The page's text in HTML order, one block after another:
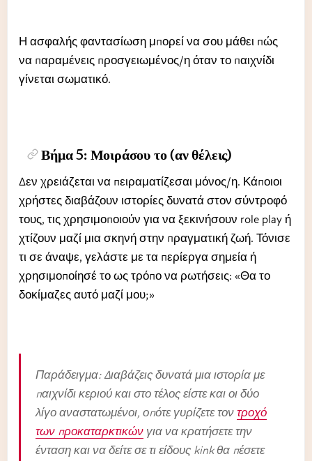
Η ασφαλής φαντασίωση μπορεί να σου μάθει πώς
να παραμένεις προσγειωμένος/η όταν το παιχνίδι
γίνεται σωματικό.
Βήμα 5: Μοιράσου το (αν θέλεις)
Δεν χρειάζεται να πειραματίζεσαι μόνος/η. Κάποιοι
χρήστες διαβάζουν ιστορίες δυνατά στον σύντροφό
τους, τις χρησιμοποιούν για να ξεκινήσουν role play ή
χτίζουν μαζί μια σκηνή στην πραγματική ζωή. Τόνισε
τι σε άναψε, γελάστε με τα περίεργα σημεία ή
χρησιμοποίησέ το ως τρόπο να ρωτήσεις: «Θα το
δοκίμαζες αυτό μαζί μου;»
Παράδειγμα: Διαβάζεις δυνατά μια ιστορία με
παιχνίδι κεριού και στο τέλος είστε και οι δύο
λίγο αναστατωμένοι, οπότε γυρίζετε τον τροχό
των προκαταρκτικών για να κρατήσετε την
ένταση και να δείτε σε τι είδους kink θα πέσετε